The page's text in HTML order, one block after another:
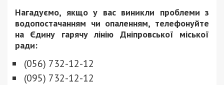
Нагадуємо, якщо у вас виникли проблеми з
водопостачанням чи опаленням, телефонуйте
на Єдину гарячу лінію Дніпровської міської
ради:
(056) 732-12-12
(095) 732-12-12